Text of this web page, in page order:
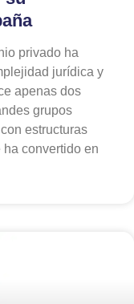
privado ha
jurídica y
apenas dos
grupos
estructuras
convertido en